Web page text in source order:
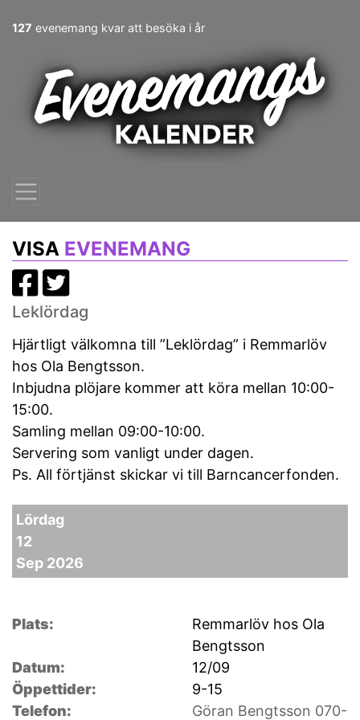
127 evenemang kvar att besöka i år
VISA EVENEMANG
Leklördag
Hjärtligt välkomna till ”Leklördag” i Remmarlöv
hos Ola Bengtsson.
Inbjudna plöjare kommer att köra mellan 10:00-
15:00.
Samling mellan 09:00-10:00.
Servering som vanligt under dagen.
Ps. All förtjänst skickar vi till Barncancerfonden.
Lördag
12
Sep 2026
Plats:
Remmarlöv hos Ola
Bengtsson
Datum:
12/09
Öppettider:
9-15
Telefon:
Göran Bengtsson 070-